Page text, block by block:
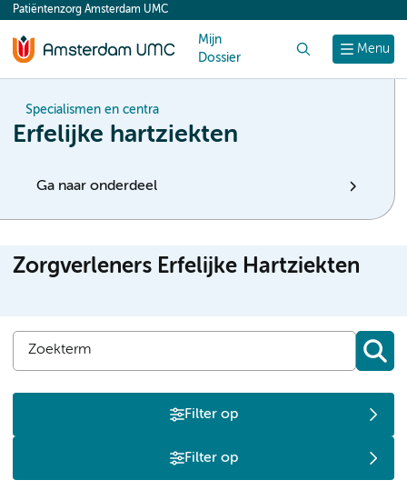
content
Menu
Patiëntenzorg Amsterdam UMC
Mijn
Dossier
Specialismen en centra
Erfelijke hartziekten
Ga naar onderdeel
Zorgverleners Erfelijke Hartziekten
Filter op
Filter op